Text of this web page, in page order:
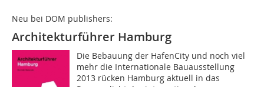
Neu bei DOM publishers:
Architekturführer Hamburg
Die Bebauung der HafenCity und noch viel
mehr die Internationale Bauausstellung
2013 rücken Hamburg aktuell in das